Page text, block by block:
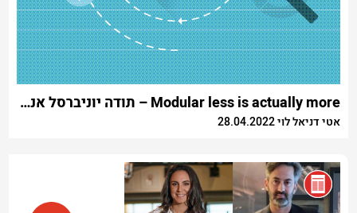
Modular less is actually more – תודה יוניברסל אנליטיקס, שלום GA4
אטי דניאל לוי 28.04.2022